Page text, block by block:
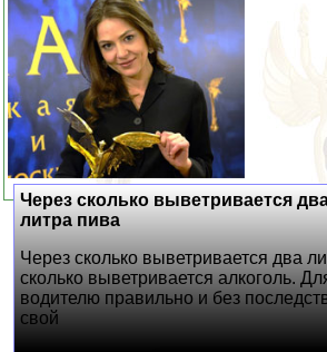
Через сколько выветривается
литра пива
Через сколько выветривается два
сколько выветривается алкоголь.
водителю правильно и без
свой